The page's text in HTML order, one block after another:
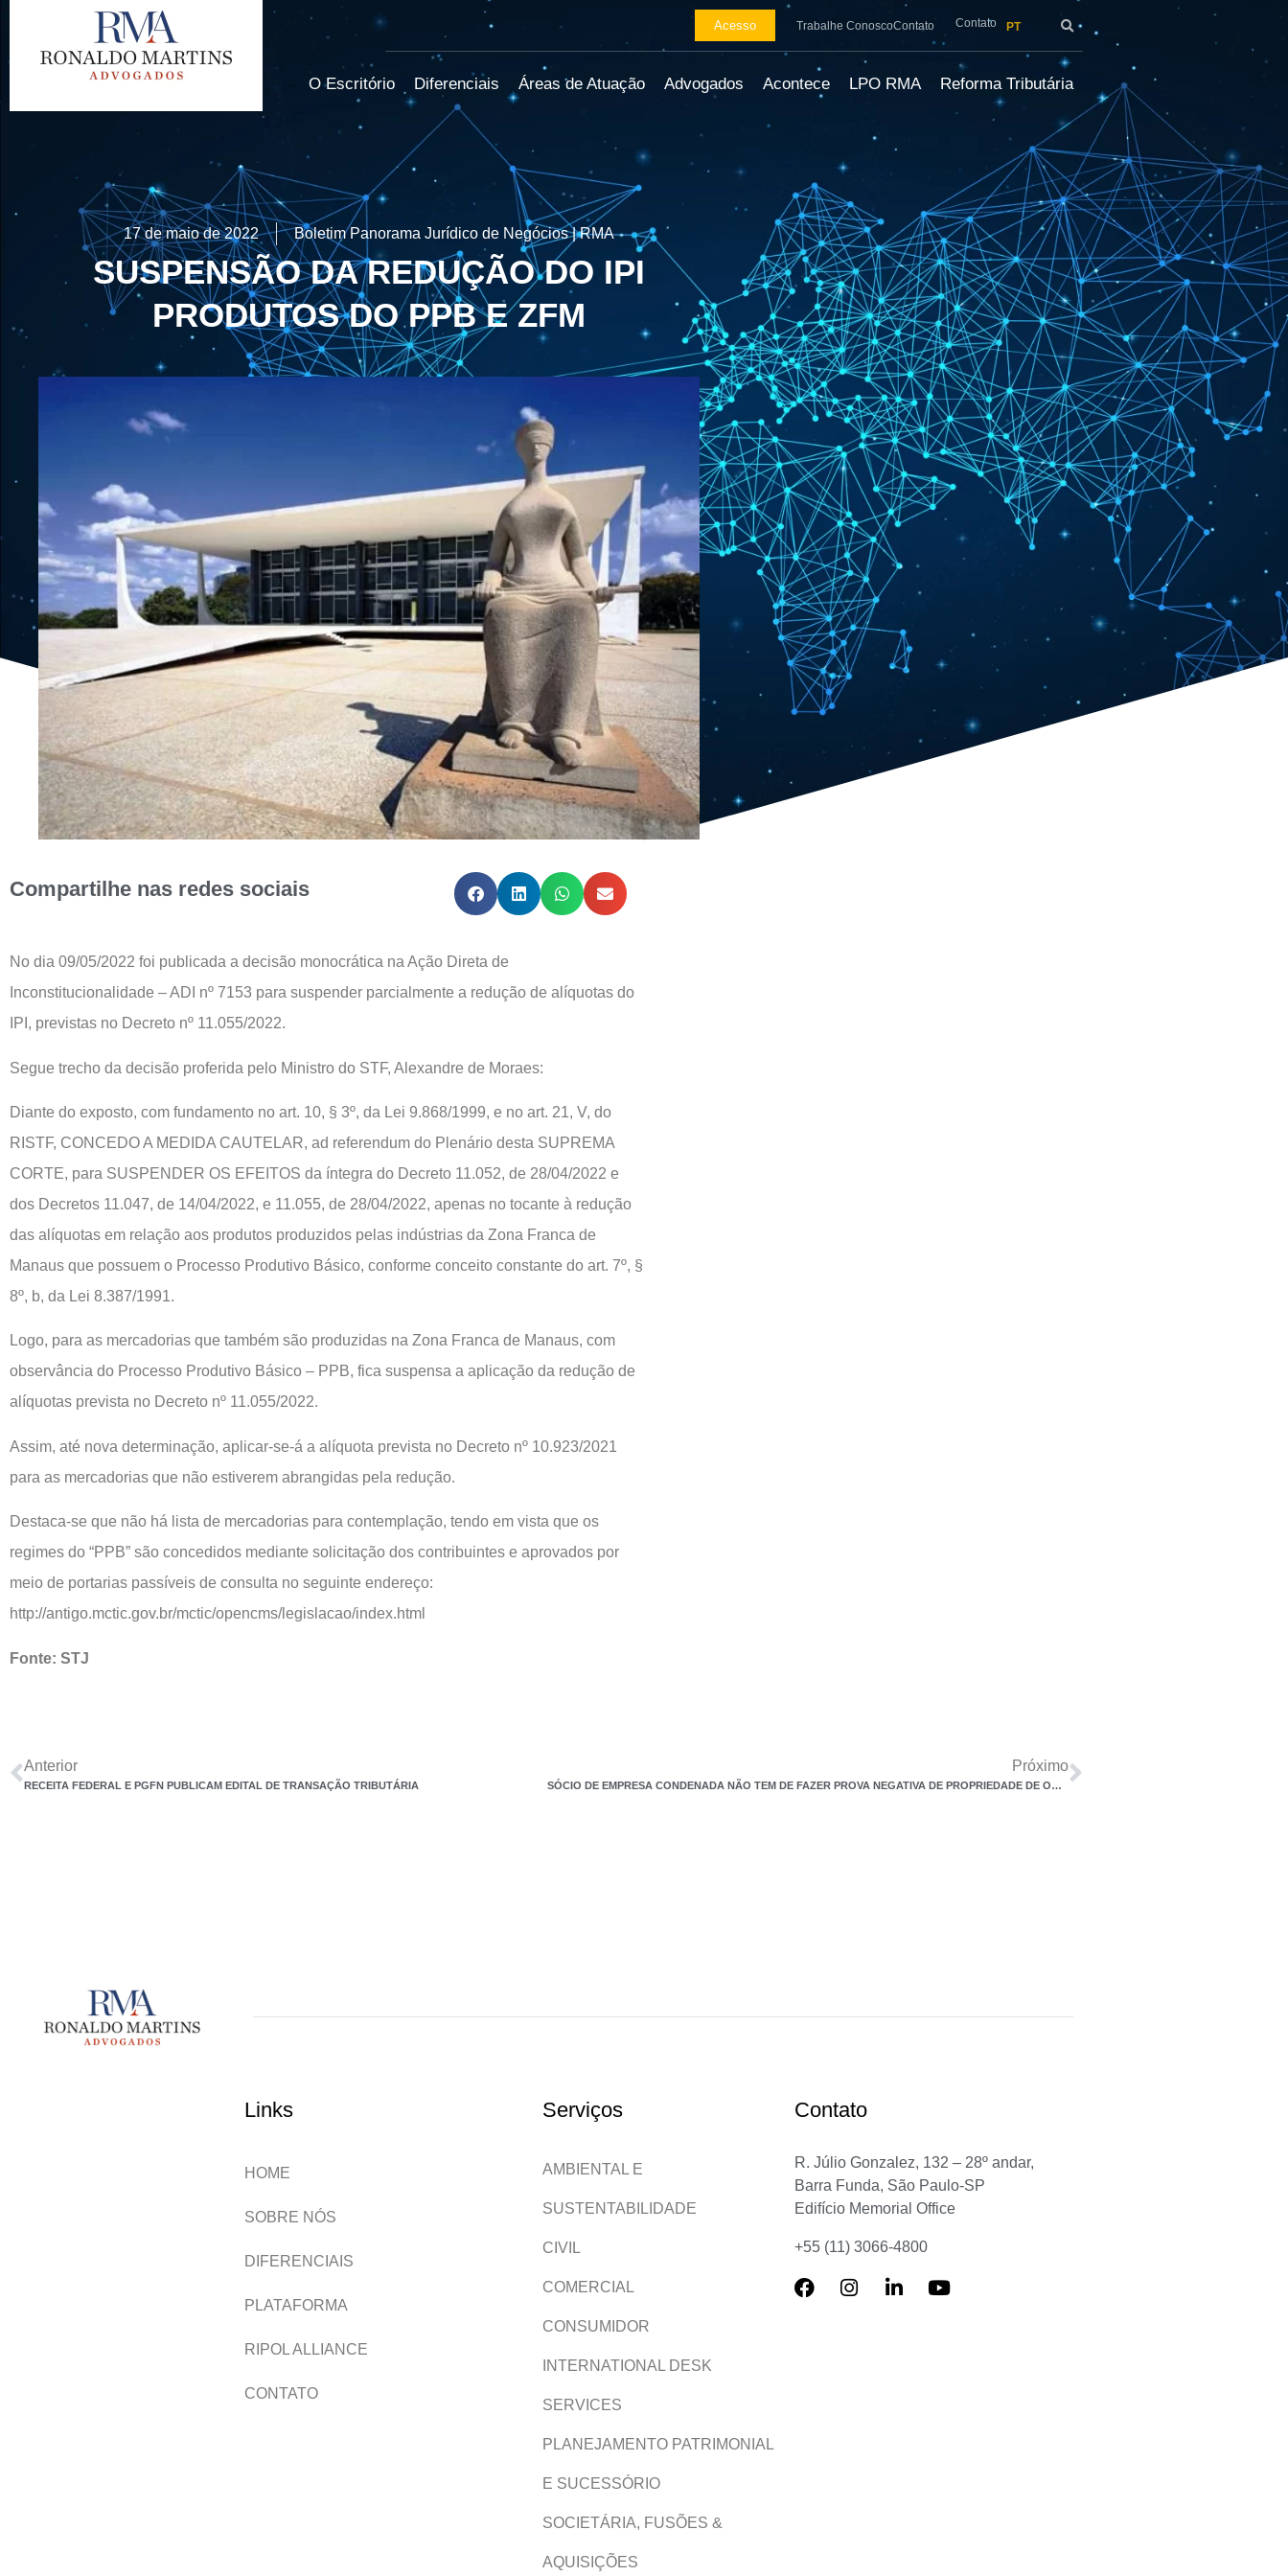
Acesso Trabalhe ConoscoContato Contato PT
O Escritório Diferenciais Áreas de Atuação Advogados Acontece LPO RMA Reforma Tributária
17 de maio de 2022 Boletim Panorama Jurídico de Negócios | RMA
SUSPENSÃO DA REDUÇÃO DO IPI
PRODUTOS DO PPB E ZFM
Compartilhe nas redes sociais
No dia 09/05/2022 foi publicada a decisão monocrática na Ação Direta de
Inconstitucionalidade – ADI nº 7153 para suspender parcialmente a redução de alíquotas do
IPI, previstas no Decreto nº 11.055/2022.
Segue trecho da decisão proferida pelo Ministro do STF, Alexandre de Moraes:
Diante do exposto, com fundamento no art. 10, § 3º, da Lei 9.868/1999, e no art. 21, V, do
RISTF, CONCEDO A MEDIDA CAUTELAR, ad referendum do Plenário desta SUPREMA
CORTE, para SUSPENDER OS EFEITOS da íntegra do Decreto 11.052, de 28/04/2022 e
dos Decretos 11.047, de 14/04/2022, e 11.055, de 28/04/2022, apenas no tocante à redução
das alíquotas em relação aos produtos produzidos pelas indústrias da Zona Franca de
Manaus que possuem o Processo Produtivo Básico, conforme conceito constante do art. 7º, §
8º, b, da Lei 8.387/1991.
Logo, para as mercadorias que também são produzidas na Zona Franca de Manaus, com
observância do Processo Produtivo Básico – PPB, fica suspensa a aplicação da redução de
alíquotas prevista no Decreto nº 11.055/2022.
Assim, até nova determinação, aplicar-se-á a alíquota prevista no Decreto nº 10.923/2021
para as mercadorias que não estiverem abrangidas pela redução.
Destaca-se que não há lista de mercadorias para contemplação, tendo em vista que os
regimes do “PPB” são concedidos mediante solicitação dos contribuintes e aprovados por
meio de portarias passíveis de consulta no seguinte endereço:
http://antigo.mctic.gov.br/mctic/opencms/legislacao/index.html
Fonte: STJ
Anterior
RECEITA FEDERAL E PGFN PUBLICAM EDITAL DE TRANSAÇÃO TRIBUTÁRIA
Próximo
SÓCIO DE EMPRESA CONDENADA NÃO TEM DE FAZER PROVA NEGATIVA DE PROPRIEDADE DE OUTROS IMÓVEIS
Links
HOME
SOBRE NÓS
DIFERENCIAIS
PLATAFORMA
RIPOL ALLIANCE
CONTATO
Serviços
AMBIENTAL E
SUSTENTABILIDADE
CIVIL
COMERCIAL
CONSUMIDOR
INTERNATIONAL DESK
SERVICES
PLANEJAMENTO PATRIMONIAL
E SUCESSÓRIO
SOCIETÁRIA, FUSÕES &
AQUISIÇÕES
Contato
R. Júlio Gonzalez, 132 – 28º andar,
Barra Funda, São Paulo-SP
Edifício Memorial Office
+55 (11) 3066-4800